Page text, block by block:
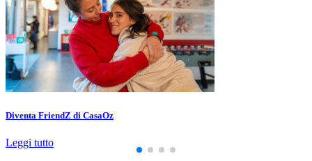
Diventa FriendZ di CasaOz
Leggi tutto